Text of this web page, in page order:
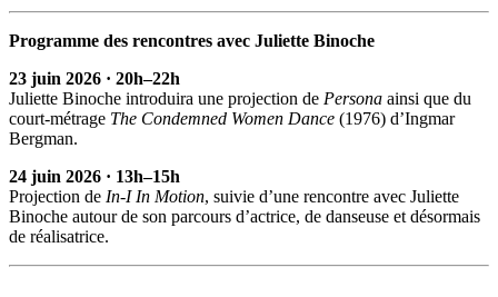
Programme des rencontres avec Juliette Binoche
23 juin 2026 · 20h–22h
Juliette Binoche introduira une projection de Persona ainsi que du
court-métrage The Condemned Women Dance (1976) d’Ingmar
Bergman.
24 juin 2026 · 13h–15h
Projection de In-I In Motion, suivie d’une rencontre avec Juliette
Binoche autour de son parcours d’actrice, de danseuse et désormais
de réalisatrice.